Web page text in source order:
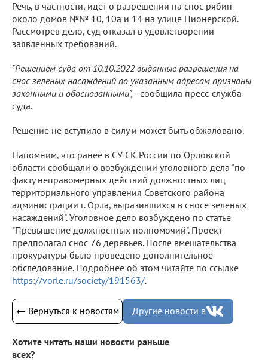
Речь, в частности, идет о разрешении на снос рябин
около домов №№ 10, 10а и 14 на улице Пионерской.
Рассмотрев дело, суд отказал в удовлетворении
заявленных требований.
"Решением суда от 10.10.2022 выданные разрешения на
снос зеленых насаждений по указанным адресам признаны
законными и обоснованными", - сообщила пресс-служба
суда.
Решение не вступило в силу и может быть обжаловано.
Напомним, что ранее в СУ СК России по Орловской
области сообщали о возбуждении уголовного дела "по
факту неправомерных действий должностных лиц
территориального управления Советского района
администрации г. Орла, выразившихся в сносе зеленых
насаждений". Уголовное дело возбуждено по статье
"Превышение должностных полномочий". Проект
предполагал снос 76 деревьев. После вмешательства
прокуратуры было проведено дополнительное
обследование. Подробнее об этом читайте по ссылке
https://vorle.ru/society/191563/.
← Вернуться к новостям Другие новости в
Хотите читать наши новости раньше
всех?